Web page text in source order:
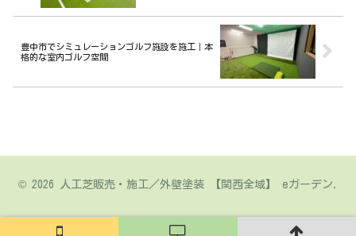
豊中市でシミュレーションゴルフ施設を施工｜本
格的な室内ゴルフ空間
© 2026 人工芝販売・施工／外壁塗装 【関西全域】 eガーデン.